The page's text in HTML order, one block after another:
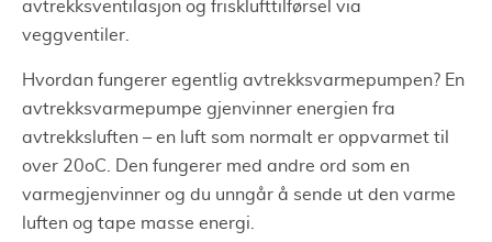
avtrekksventilasjon og frisklufttilførsel via
veggventiler.
Hvordan fungerer egentlig avtrekksvarmepumpen? En
avtrekksvarmepumpe gjenvinner energien fra
avtrekksluften – en luft som normalt er oppvarmet til
over 20oC. Den fungerer med andre ord som en
varmegjenvinner og du unngår å sende ut den varme
luften og tape masse energi.